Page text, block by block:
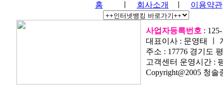
홈 회사소개 이용약관
사업자등록번호 :
대표이사 : 문영태 ㅣ
주소 : 17776 경기도
고객센터 운영시간 :
Copyright@2005 청솔